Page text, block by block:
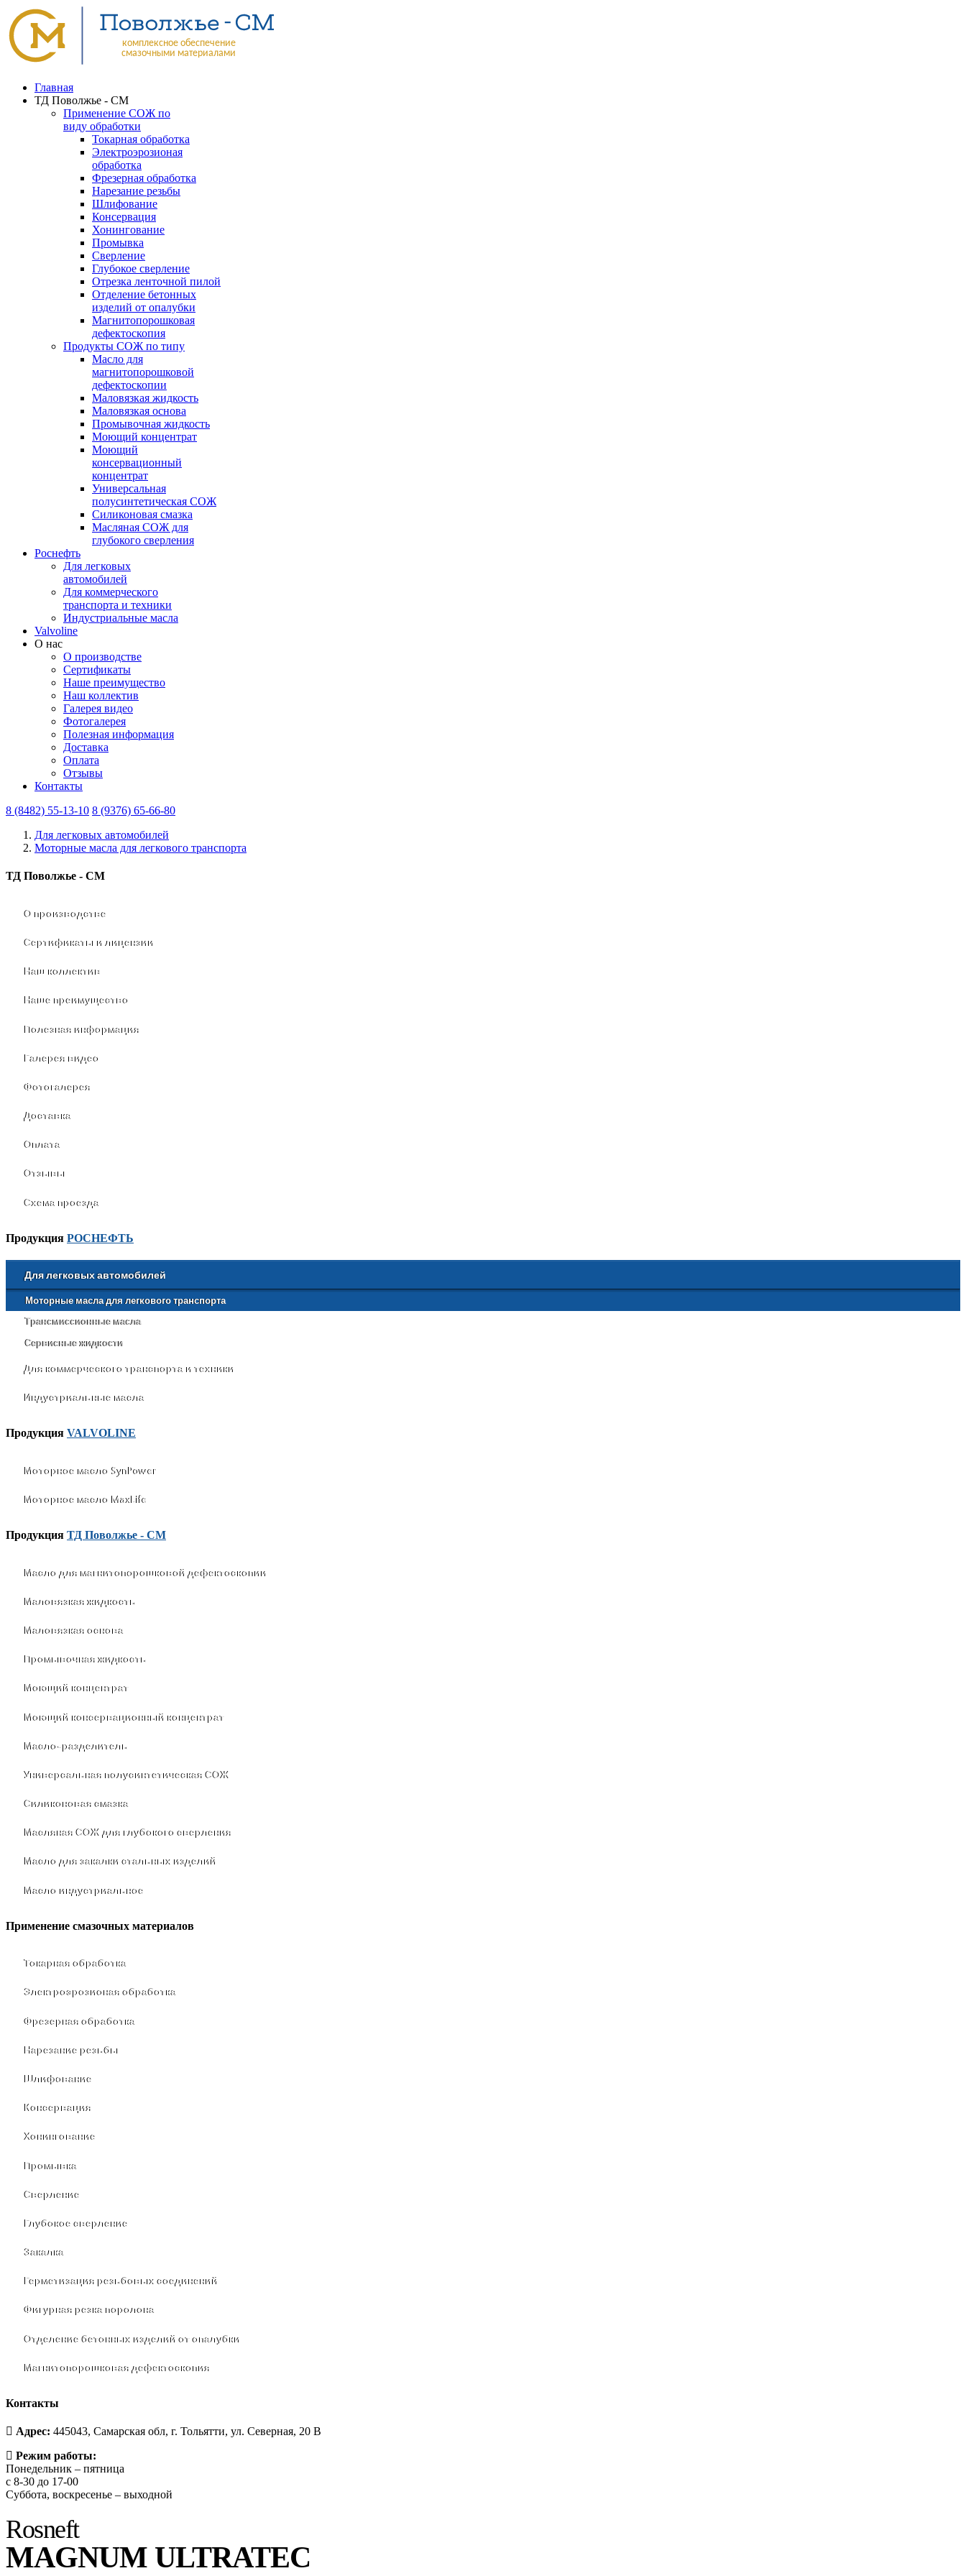
Главная
ТД Поволжье - СМ
Применение СОЖ по
виду обработки
Токарная обработка
Электроэрозионая
обработка
Фрезерная обработка
Нарезание резьбы
Шлифование
Консервация
Хонингование
Промывка
Сверление
Глубокое сверление
Отрезка ленточной пилой
Отделение бетонных
изделий от опалубки
Магнитопорошковая
дефектоскопия
Продукты СОЖ по типу
Масло для
магнитопорошковой
дефектоскопии
Маловязкая жидкость
Маловязкая основа
Промывочная жидкость
Моющий концентрат
Моющий
консервационный
концентрат
Универсальная
полусинтетическая СОЖ
Силиконовая смазка
⁣Масляная СОЖ для
глубокого сверления
Роснефть
Для легковых
автомобилей
Для коммерческого
транспорта и техники
Индустриальные масла
Valvoline
О нас
О производстве
Сертификаты
Наше преимущество
Наш коллектив
Галерея видео
Фотогалерея
Полезная информация
Доставка
Оплата
Отзывы
Контакты
8 (8482) 55-13-10 8 (9376) 65-66-80
Для легковых автомобилей
Моторные масла для легкового транспорта
ТД Поволжье - СМ
О производстве
Сертификаты и лицензии
Наш коллектив
Наше преимущество
Полезная информация
Галерея видео
Фотогалерея
Доставка
Оплата
Отзывы
Схема проезда
Продукция РОСНЕФТЬ
Для легковых автомобилей
Моторные масла для легкового транспорта
Трансмиссионные масла
Сервисные жидкости
Для коммерческого транспорта и техники
Индустриальные масла
Продукция VALVOLINE
Моторное масло SynPower
Моторное масло MaxLife
Продукция ТД Поволжье - СМ
Масло для магнитопорошковой дефектоскопии
Маловязкая жидкость
Маловязкая основа
Промывочная жидкость
Моющий концентрат
Моющий консервационный концентрат
Масло-разделитель
Универсальная полусинтетическая СОЖ
Силиконовая смазка
⁣Масляная СОЖ для глубокого сверления
⁣Масло для закалки стальных изделий
⁣Масло индустриальное
Применение смазочных материалов
Токарная обработка
Электроэрозионая обработка
Фрезерная обработка
Нарезание резьбы
Шлифование
Консервация
Хонингование
Промывка
Сверление
Глубокое сверление
Закалка
Герметизация резьбовых соединений
Фигурная резка поролона
Отделение бетонных изделий от опалубки
Магнитопорошковая дефектоскопия
Контакты
Адрес: 445043, Самарская обл, г. Тольятти, ул. Северная, 20 В
Режим работы:
Понедельник – пятница
с 8-30 до 17-00
Суббота, воскресенье – выходной
Rosneft
MAGNUM ULTRATEC